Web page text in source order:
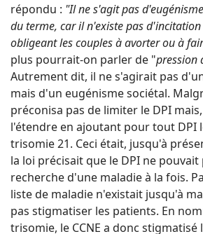
répondu : "Il ne s'agit pas
du terme, car il n'existe pas
obligeant les couples à avorter ou à
plus pourrait-on parler de "pression
Autrement dit, il ne s'agirait pas
mais d'un eugénisme sociétal.
préconisa pas de limiter le DPI
l'étendre en ajoutant pour tout DPI
trisomie 21. Ceci était, jusqu'à
la loi précisait que le DPI ne
recherche d'une maladie à la fois.
liste de maladie n'existait jusqu'à
pas stigmatiser les patients. En
trisomie, le CCNE a donc stigmatisé